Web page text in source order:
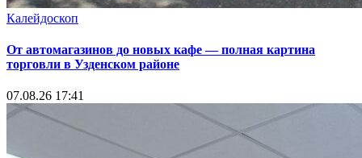
Калейдоскоп
От автомагазинов до новых кафе — полная картина
торговли в Узденском районе
07.08.26 17:41